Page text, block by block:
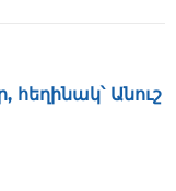
հեղինակ՝ Անուշ